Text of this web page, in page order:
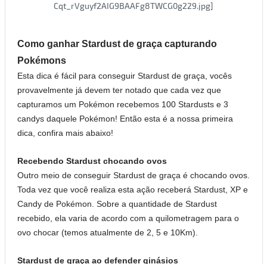
Como ganhar Stardust de graça capturando
Pokémons
Esta dica é fácil para conseguir Stardust de graça, vocês
provavelmente já devem ter notado que cada vez que
capturamos um Pokémon recebemos 100 Stardusts e 3
candys daquele Pokémon! Então esta é a nossa primeira
dica, confira mais abaixo!
Recebendo Stardust chocando ovos
Outro meio de conseguir Stardust de graça é chocando ovos.
Toda vez que você realiza esta ação receberá Stardust, XP e
Candy de Pokémon. Sobre a quantidade de Stardust
recebido, ela varia de acordo com a quilometragem para o
ovo chocar (temos atualmente de 2, 5 e 10Km).
Stardust de graça ao defender ginásios